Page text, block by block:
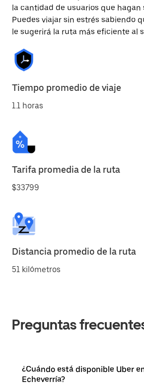
la cantidad de usuarios que hagan
Puedes viajar sin estrés sabiendo
le sugerirá la ruta más eficiente al
Tiempo promedio de viaje
1.1 horas
Tarifa promedia de la ruta
$33799
Distancia promedio de la ruta
51 kilómetros
Preguntas
¿Cuándo está disponible Uber
Echeverría?